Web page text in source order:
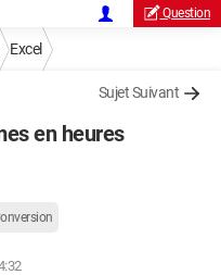
Question
Excel
Sujet Suivant
en heures